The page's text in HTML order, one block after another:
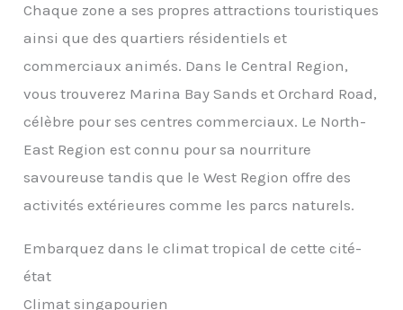
Chaque zone a ses propres attractions touristiques
ainsi que des quartiers résidentiels et
commerciaux animés. Dans le Central Region,
vous trouverez Marina Bay Sands et Orchard Road,
célèbre pour ses centres commerciaux. Le North-
East Region est connu pour sa nourriture
savoureuse tandis que le West Region offre des
activités extérieures comme les parcs naturels.
Embarquez dans le climat tropical de cette cité-
état
Climat singapourien